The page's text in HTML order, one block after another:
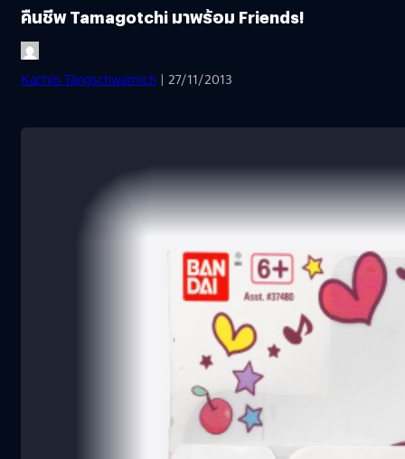
คืนชีพ Tamagotchi มาพร้อม Friends!
Kachin Tängschwarnich | 27/11/2013